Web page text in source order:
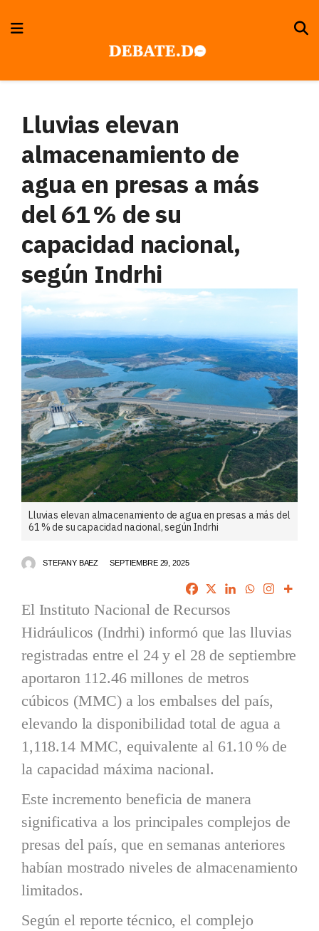
Lluvias elevan
almacenamiento de
agua en presas a más
del 61 % de su
capacidad nacional,
según Indrhi
Lluvias elevan almacenamiento de agua en presas a más del
61 % de su capacidad nacional, según Indrhi
STEFANY BAEZ SEPTIEMBRE 29, 2025
El Instituto Nacional de Recursos
Hidráulicos (Indrhi) informó que las lluvias
registradas entre el 24 y el 28 de septiembre
aportaron 112.46 millones de metros
cúbicos (MMC) a los embalses del país,
elevando la disponibilidad total de agua a
1,118.14 MMC, equivalente al 61.10 % de
la capacidad máxima nacional.
Este incremento beneficia de manera
significativa a los principales complejos de
presas del país, que en semanas anteriores
habían mostrado niveles de almacenamiento
limitados.
Según el reporte técnico, el complejo